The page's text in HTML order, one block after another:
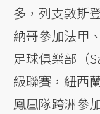
多，列支敦斯
納哥參加法甲
足球俱樂部（
級聯賽，紐西
鳳凰隊跨洲參